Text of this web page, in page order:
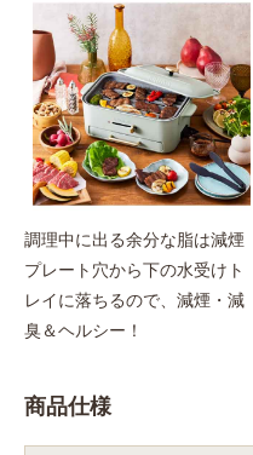
調理中に出る余分な脂は減煙
プレート穴から下の水受けト
レイに落ちるので、減煙・減
臭＆ヘルシー！
商品仕様